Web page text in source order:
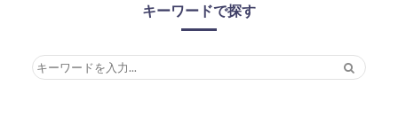
キーワードで探す